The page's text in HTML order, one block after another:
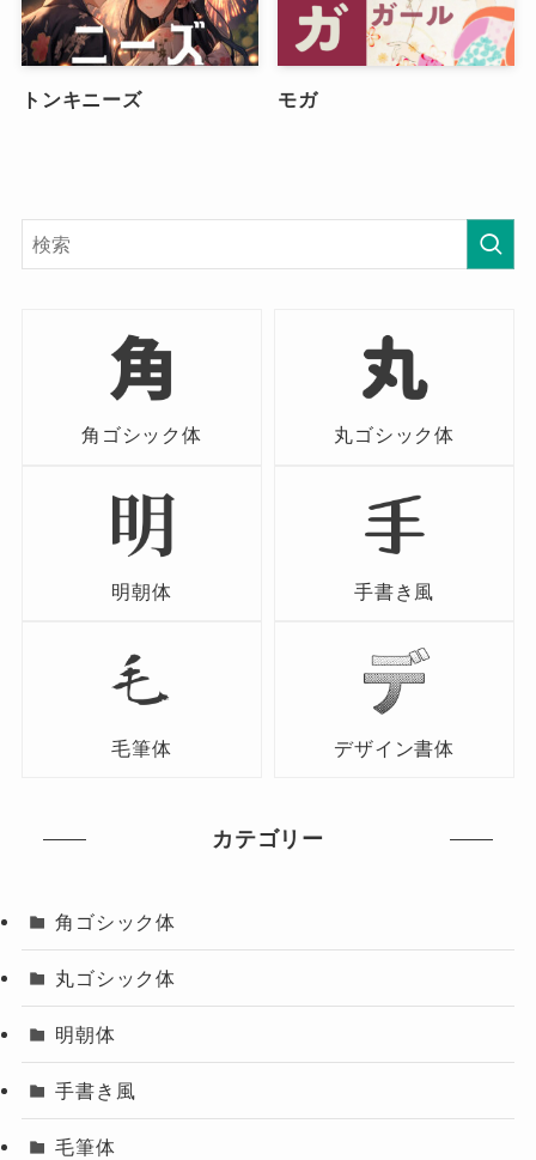
トンキニーズ モガ
角ゴシック体 丸ゴシック体
明朝体 手書き風
毛筆体 デザイン書体
カテゴリー
角ゴシック体
丸ゴシック体
明朝体
手書き風
毛筆体